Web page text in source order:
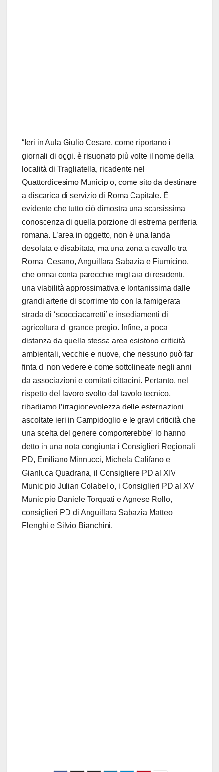
“Ieri in Aula Giulio Cesare, come riportano i
giornali di oggi, è risuonato più volte il nome della
località di Tragliatella, ricadente nel
Quattordicesimo Municipio, come sito da destinare
a discarica di servizio di Roma Capitale. È
evidente che tutto ciò dimostra una scarsissima
conoscenza di quella porzione di estrema periferia
romana. L’area in oggetto, non è una landa
desolata e disabitata, ma una zona a cavallo tra
Roma, Cesano, Anguillara Sabazia e Fiumicino,
che ormai conta parecchie migliaia di residenti,
una viabilità approssimativa e lontanissima dalle
grandi arterie di scorrimento con la famigerata
strada di ‘scocciacarretti’ e insediamenti di
agricoltura di grande pregio. Infine, a poca
distanza da quella stessa area esistono criticità
ambientali, vecchie e nuove, che nessuno può far
finta di non vedere e come sottolineate negli anni
da associazioni e comitati cittadini. Pertanto, nel
rispetto del lavoro svolto dal tavolo tecnico,
ribadiamo l’irragionevolezza delle esternazioni
ascoltate ieri in Campidoglio e le gravi criticità che
una scelta del genere comporterebbe” lo hanno
detto in una nota congiunta i Consiglieri Regionali
PD, Emiliano Minnucci, Michela Califano e
Gianluca Quadrana, il Consigliere PD al XIV
Municipio Julian Colabello, i Consiglieri PD al XV
Municipio Daniele Torquati e Agnese Rollo, i
consiglieri PD di Anguillara Sabazia Matteo
Flenghi e Silvio Bianchini.